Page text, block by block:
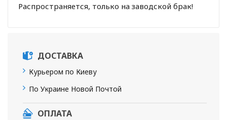
Распространяется, только на заводской брак!
ДОСТАВКА
Курьером по Киеву
По Украине Новой Почтой
ОПЛАТА